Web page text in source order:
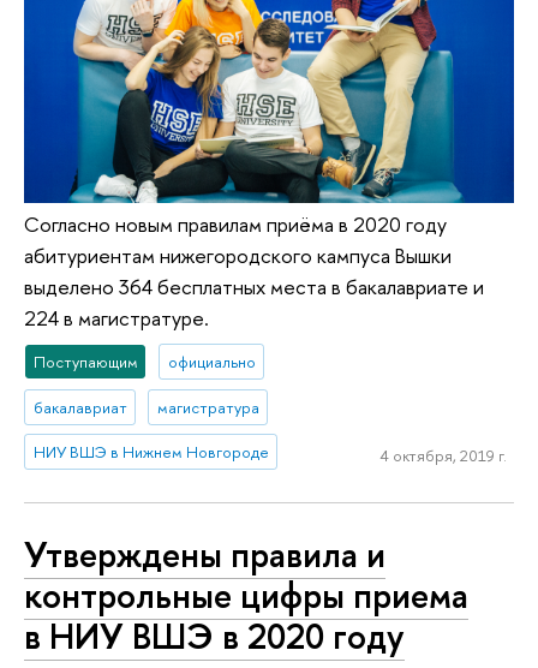
Согласно новым правилам приёма в 2020 году
абитуриентам нижегородского кампуса Вышки
выделено 364 бесплатных места в бакалавриате и
224 в магистратуре.
Поступающим официально
бакалавриат магистратура
НИУ ВШЭ в Нижнем Новгороде 4 октября, 2019 г.
Утверждены правила и
контрольные цифры приема
в НИУ ВШЭ в 2020 году